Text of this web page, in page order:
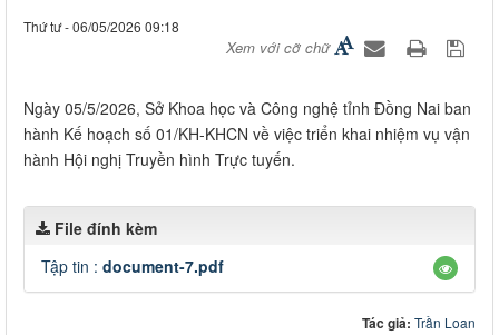
Thứ tư - 06/05/2026 09:18
Xem với cỡ chữ
Ngày 05/5/2026, Sở Khoa học và Công nghệ tỉnh Đồng Nai ban
hành Kế hoạch số 01/KH-KHCN về việc triển khai nhiệm vụ vận
hành Hội nghị Truyền hình Trực tuyến.
File đính kèm
Tập tin : document-7.pdf
Tác giả: Trần Loan